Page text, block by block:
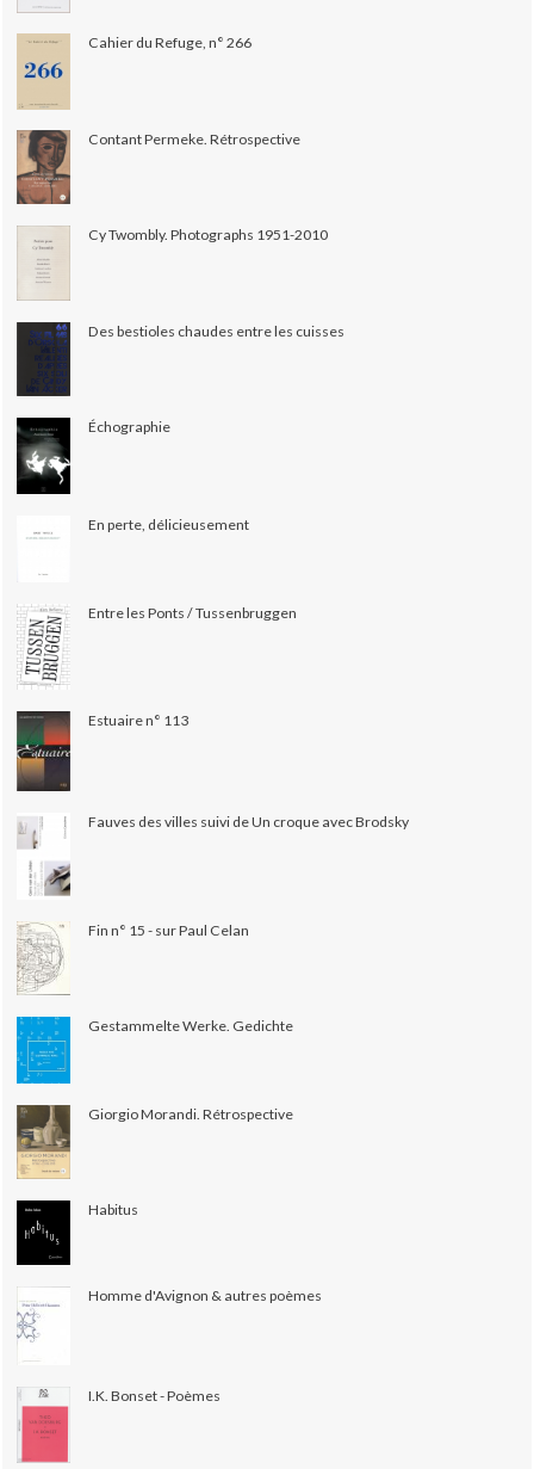
Cahier du Refuge, n° 266
Contant Permeke. Rétrospective
Cy Twombly. Photographs 1951-2010
Des bestioles chaudes entre les cuisses
Échographie
En perte, délicieusement
Entre les Ponts / Tussenbruggen
Estuaire n° 113
Fauves des villes suivi de Un croque avec Brodsky
Fin n° 15 - sur Paul Celan
Gestammelte Werke. Gedichte
Giorgio Morandi. Rétrospective
Habitus
Homme d'Avignon & autres poèmes
I.K. Bonset - Poèmes